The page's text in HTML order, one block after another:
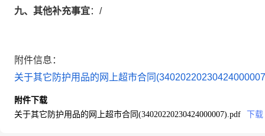
九、其他补充事宜： /
附件信息：
关于其它防护用品的网上超市合同
附件下载
关于其它防护用品的网上超市合同(34020220230424000007).pdf
下载